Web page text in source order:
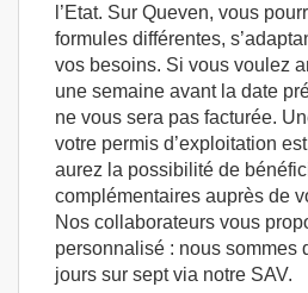
l’Etat. Sur Queven, vous
formules différentes,
vos besoins. Si vous voulez
une semaine avant la date
ne vous sera pas facturée.
votre permis d’exploitation
aurez la possibilité de
complémentaires auprès de
Nos collaborateurs vous
personnalisé : nous sommes
jours sur sept via notre SAV.